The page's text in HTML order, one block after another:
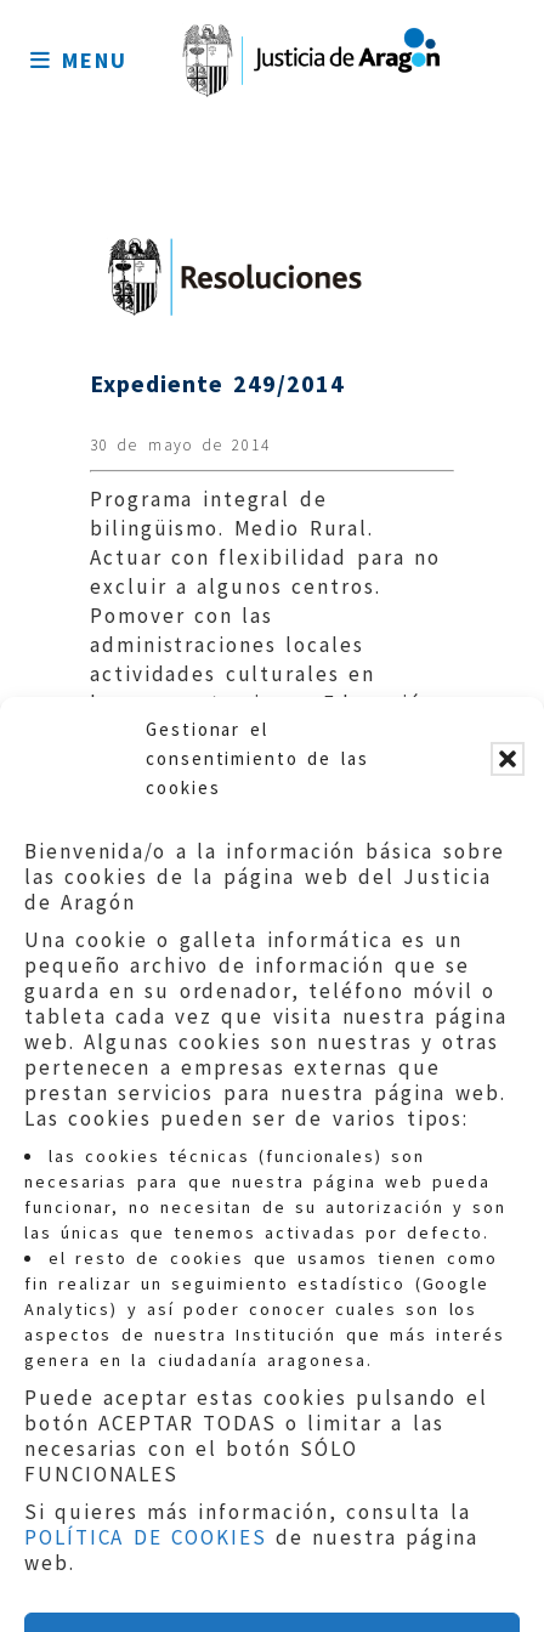
Gestionar el
consentimiento de las
cookies
Bienvenida/o a la información básica sobre
las cookies de la página web del Justicia
de Aragón
Una cookie o galleta informática es un
pequeño archivo de información que se
guarda en su ordenador, teléfono móvil o
tableta cada vez que visita nuestra página
web. Algunas cookies son nuestras y otras
pertenecen a empresas externas que
prestan servicios para nuestra página web.
Las cookies pueden ser de varios tipos:
las cookies técnicas (funcionales) son
necesarias para que nuestra página web pueda
funcionar, no necesitan de su autorización y son
las únicas que tenemos activadas por defecto.
el resto de cookies que usamos tienen como
fin realizar un seguimiento estadístico (Google
Analytics) y así poder conocer cuales son los
aspectos de nuestra Institución que más interés
genera en la ciudadanía aragonesa.
Puede aceptar estas cookies pulsando el
botón ACEPTAR TODAS o limitar a las
necesarias con el botón SÓLO
FUNCIONALES
Si quieres más información, consulta la
POLÍTICA DE COOKIES de nuestra página
web.
sitio
MENU
Expediente 249/2014
30 de mayo de 2014
Programa integral de
bilingüismo. Medio Rural.
Actuar con flexibilidad para no
excluir a algunos centros.
Pomover con las
administraciones locales
actividades culturales en
lenguas extranjeras. Educación.
Quejas:quejas@eljusticiadearagon.es
Información general:
informacion@eljusticiadearagon.es
Teléfonos:900 210 210/
Aviso legal|Política de privacidad|
Protección de Datos